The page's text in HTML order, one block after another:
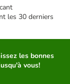
les 30 derniers
les bonnes
vous!